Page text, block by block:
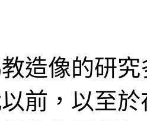
像的研究
前，以至